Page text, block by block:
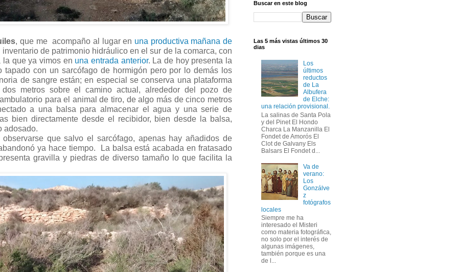
, que me acompaño al lugar en una productiva mañana de
de patrimonio hidráulico en el sur de la comarca, con
la que ya vimos en una entrada anterior. La de hoy presenta la
tapado con un sarcófago de hormigón pero por lo demás los
de sangre están; en especial se conserva una plataforma
metros sobre el camino actual, alrededor del pozo de
para el animal de tiro, de algo más de cinco metros
a una balsa para almacenar el agua y una serie de
bien directamente desde el recibidor, bien desde la balsa,
adosado.
que salvo el sarcófago, apenas hay añadidos de
ya hace tiempo. La balsa está acabada en fratasado
gravilla y piedras de diverso tamaño lo que facilita la
Buscar en este blog
Las 5 más vistas últimos 30
dias
Los
últimos
reductos
de La
Albufera
de Elche:
una relación provisional.
La salinas de Santa Pola
y del Pinet El Hondo
Charca La Manzanilla El
Fondet de Amorós El
Clot de Galvany Els
Balsars El Fondet d...
Va de
verano:
Los
Gonzálve
z
fotógrafos
locales
Siempre me ha
interesado el Misteri
como materia fotográfica,
no solo por el interés de
algunas imágenes,
también porque es una
de l...